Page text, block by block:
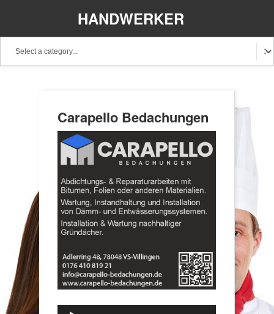
HANDWERKER
Carapello Bedachungen
Audio-